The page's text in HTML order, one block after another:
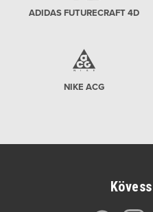
ADIDAS FUTURECRAFT 4D
NIKE ACG